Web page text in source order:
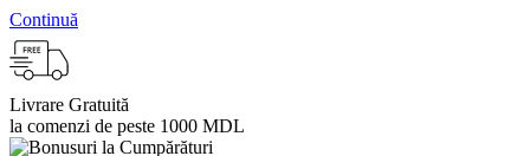
Continuă
Livrare Gratuită
la comenzi de peste 1000 MDL